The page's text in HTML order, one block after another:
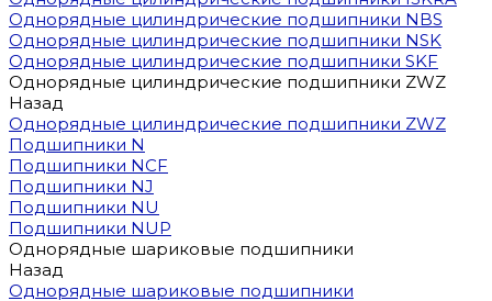
Однорядные цилиндрические подшипники NBS
Однорядные цилиндрические подшипники NSK
Однорядные цилиндрические подшипники SKF
Однорядные цилиндрические подшипники ZWZ
Назад
Однорядные цилиндрические подшипники ZWZ
Подшипники N
Подшипники NCF
Подшипники NJ
Подшипники NU
Подшипники NUP
Однорядные шариковые подшипники
Назад
Однорядные шариковые подшипники